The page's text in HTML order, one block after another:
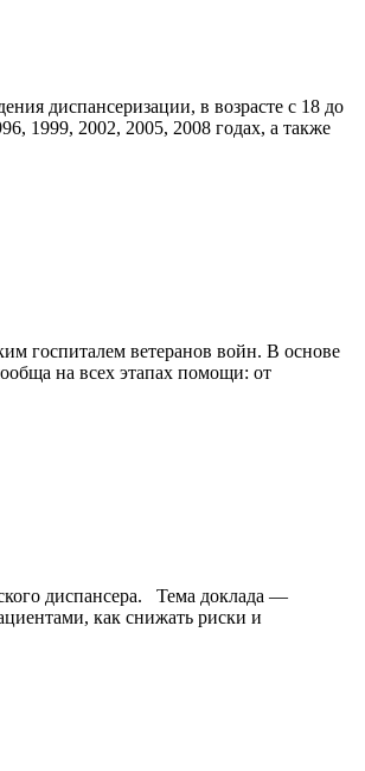
диспансеризации, в возрасте с 18 до
1999, 2002, 2005, 2008 годах, а также
госпиталем ветеранов войн. В основе
на всех этапах помощи: от
диспансера. Тема доклада —
как снижать риски и